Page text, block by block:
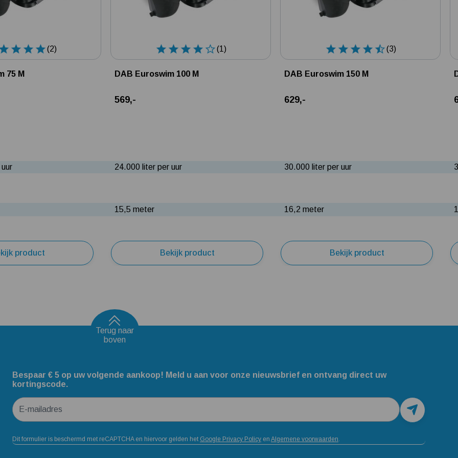
(2)
75 M
(1)
DAB Euroswim 100 M
569,-
(3)
DAB Euroswim 150 M
629,-
24.000 liter per uur 30.000 liter per uur
15,5 meter 16,2 meter
product Bekijk product Bekijk product
Terug naar
boven
Bespaar € 5 op uw volgende aankoop! Meld u aan voor onze nieuwsbrief en ontvang direct uw
kortingscode.
E-mailadres
Dit formulier is beschermd met reCAPTCHA en hiervoor gelden het Google Privacy Policy en Algemene voorwaarden.